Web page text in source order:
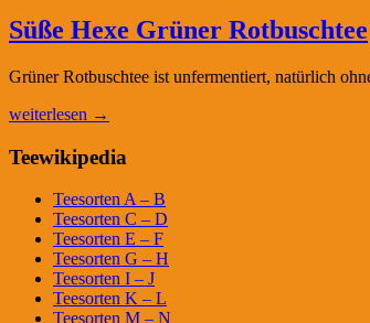
Süße Hexe Grüner Rotbuschtee
Grüner Rotbuschtee ist unfermentiert, natürlich
weiterlesen →
Teewikipedia
Teesorten A – B
Teesorten C – D
Teesorten E – F
Teesorten G – H
Teesorten I – J
Teesorten K – L
Teesorten M – N